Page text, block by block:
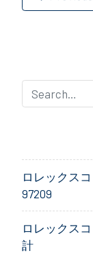
ビ
ゲ
シ
ョ
ン
ロレックス
97209
ロレックス
計